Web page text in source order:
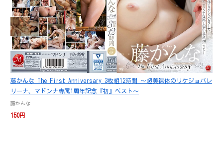
藤かんな The First Anniversary 3枚組12時間 ～超美裸体のリケジョバレ
リーナ、マドンナ専属1周年記念『初』ベスト～
藤かんな
150円